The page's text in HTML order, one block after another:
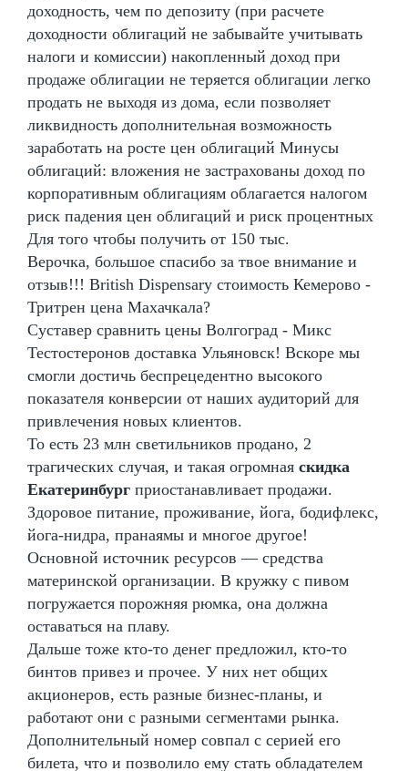
доходность, чем по депозиту (при расчете
доходности облигаций не забывайте учитывать
налоги и комиссии) накопленный доход при
продаже облигации не теряется облигации легко
продать не выходя из дома, если позволяет
ликвидность дополнительная возможность
заработать на росте цен облигаций Минусы
облигаций: вложения не застрахованы доход по
корпоративным облигациям облагается налогом
риск падения цен облигаций и риск процентных
Для того чтобы получить от 150 тыс.
Верочка, большое спасибо за твое внимание и
отзыв!!! British Dispensary стоимость Кемерово -
Тритрен цена Махачкала?
Суставер сравнить цены Волгоград - Микс
Тестостеронов доставка Ульяновск! Вскоре мы
смогли достичь беспрецедентно высокого
показателя конверсии от наших аудиторий для
привлечения новых клиентов.
То есть 23 млн светильников продано, 2
трагических случая, и такая огромная скидка
Екатеринбург приостанавливает продажи.
Здоровое питание, проживание, йога, бодифлекс,
йога-нидра, пранаямы и многое другое!
Основной источник ресурсов — средства
материнской организации. В кружку с пивом
погружается порожняя рюмка, она должна
оставаться на плаву.
Дальше тоже кто-то денег предложил, кто-то
бинтов привез и прочее. У них нет общих
акционеров, есть разные бизнес-планы, и
работают они с разными сегментами рынка.
Дополнительный номер совпал с серией его
билета, что и позволило ему стать обладателем